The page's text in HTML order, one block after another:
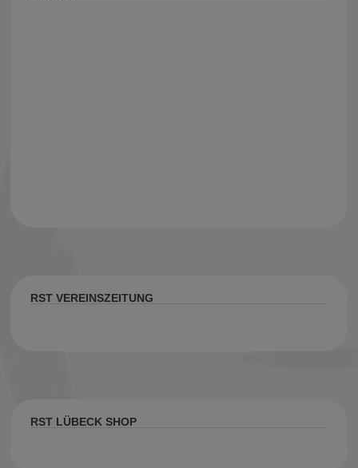
RST VEREINSZEITUNG
RST LÜBECK SHOP